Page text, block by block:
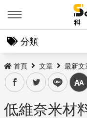
分類
首頁 文章 最新文
facebooktwitter line 中
低維奈米材